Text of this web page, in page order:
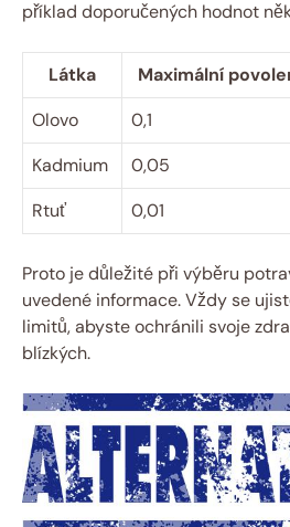
příklad doporučených hodnot
Látka Maximální
Olovo
0,1
Kadmium
0,05
Rtuť
0,01
Proto je důležité při výběru
uvedené informace. Vždy se
limitů, abyste ochránili svoje
blízkých.